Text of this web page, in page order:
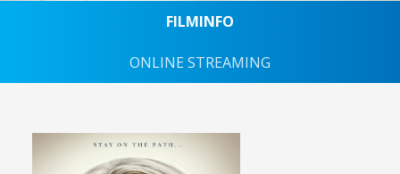
FILMINFO
ONLINE STREAMING